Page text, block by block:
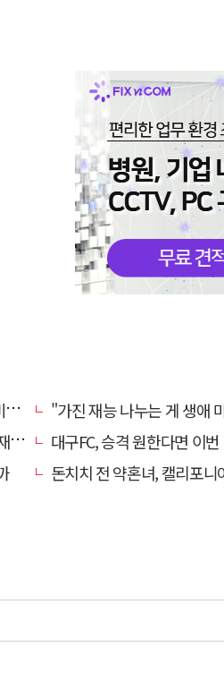
"가진 재능 나누는 게 생애 마지막
대구FC, 승격 원한다면 이
돈치치 전 약혼녀, 캘리포니아